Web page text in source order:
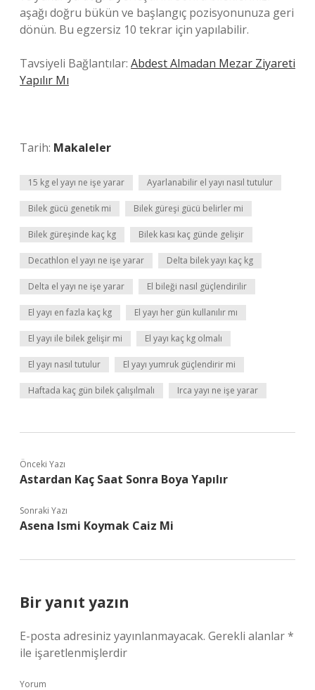
aşağı doğru bükün ve başlangıç ​​pozisyonunuza geri
dönün. Bu egzersiz 10 tekrar için yapılabilir.
Tavsiyeli Bağlantılar: Abdest Almadan Mezar Ziyareti
Yapılır Mı
Tarih: Makaleler
15 kg el yayı ne işe yarar Ayarlanabilir el yayı nasıl tutulur
Bilek gücü genetik mi Bilek güreşi gücü belirler mi
Bilek güreşinde kaç kg Bilek kası kaç günde gelişir
Decathlon el yayı ne işe yarar Delta bilek yayı kaç kg
Delta el yayı ne işe yarar El bileği nasıl güçlendirilir
El yayı en fazla kaç kg El yayı her gün kullanılır mı
El yayı ile bilek gelişir mi El yayı kaç kg olmalı
El yayı nasıl tutulur El yayı yumruk güçlendirir mi
Haftada kaç gün bilek çalışılmalı Irca yayı ne işe yarar
Önceki Yazı
Astardan Kaç Saat Sonra Boya Yapılır
Sonraki Yazı
Asena Ismi Koymak Caiz Mi
Bir yanıt yazın
E-posta adresiniz yayınlanmayacak. Gerekli alanlar*
ile işaretlenmişlerdir
Yorum